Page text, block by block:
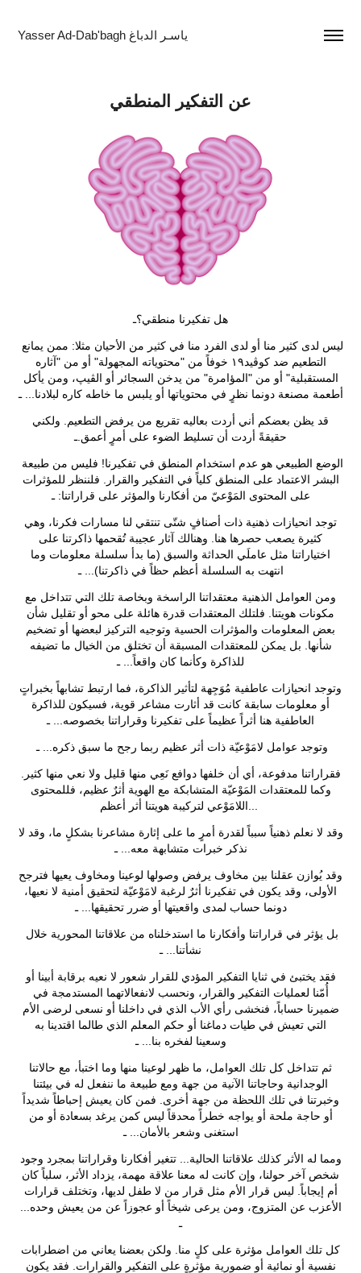
Yasser Ad-Dab'bagh ياسـر الدباغ
عن التفكير المنطقي
هل تفكيرنا منطقي؟ـ
التطعيم ضد كوڤيد١٩ خوفاً من "محتوياته المجهولة" أو من "آثاره
المستقبلية" أو من "المؤامرة" من يدخن السجائر أو الڤيپ، ومن يأكل
أطعمة مصنعة دونما نظرٍ في محتوياتها أو يلبس ما خاطه كاره لبلادنا... ـ
قد يظن بعضكم أني أردت بعاليه تقريع من يرفض التطعيم. ولكني
حقيقةً أردت أن تسليط الضوء على أمرٍ أعمق.ـ
البشر الاعتماد على المنطق كلياً في التفكير والقرار. فلننظر للمؤثرات
على المحتوى المَوْعيّ من أفكارنا والمؤثر على قراراتنا: ـ
توجد انحيازات ذهنية ذات أصنافٍ شتّى تنتقي لنا مسارات فكرنا، وهي
كثيرة يصعب حصرها هنا. وهنالك آثار عجيبة تُقحمها ذاكرتنا على
اختياراتنا مثل عاملَي الحداثة والسبق (ما بدأ سلسلة معلومات وما
انتهت به السلسلة أعظم حظاً في ذاكرتنا)... ـ
ومن العوامل الذهنية معتقداتنا الراسخة وبخاصة تلك التي تتداخل مع
مكونات هويتنا. فلتلك المعتقدات قدرة هائلة على محو أو تقليل شأن
بعض المعلومات والمؤثرات الحسية وتوجيه التركيز لبعضها أو تضخيم
شأنها. بل يمكن للمعتقدات المسبقة أن تختلق من الخيال ما تضيفه
للذاكرة وكأنما كان واقعاً... ـ
وتوجد انحيازات عاطفية مُوَجِهة لتأثير الذاكرة، فما ارتبط تشابهاً بخبراتٍ
أو معلومات سابقة كانت قد أثارت مشاعر قوية، فسيكون للذاكرة
العاطفية هنا أثراً عظيماً على تفكيرنا وقراراتنا بخصوصه... ـ
وتوجد عوامل لامَوْعيّة ذات أثر عظيم ربما رجح ما سبق ذكره... ـ
فقراراتنا مدفوعة، أي أن خلفها دوافع نَعِي منها قليل ولا نعي منها كثير.
وكما للمعتقدات المَوْعيّة المتشابكة مع الهوية أثرٌ عظيم، فللمحتوى
وقد لا نعلم ذهنياً سبباً لقدرة أمرٍ ما على إثارة مشاعرنا بشكلٍ ما، وقد لا
نذكر خبرات متشابهة معه... ـ
وقد يُوازن عقلنا بين مخاوف يرفض وصولها لوعينا ومخاوف يعيها فترجح
الأولى، وقد يكون في تفكيرنا أثرٌ لرغبة لامَوْعيّة لتحقيق أمنية لا نعيها،
دونما حساب لمدى واقعيتها أو ضرر تحقيقها... ـ
نشأتنا... ـ
فقد يختبئ في ثنايا التفكير المؤدي للقرار شعور لا نعيه برقابة أبينا أو
أُمّنا لعمليات التفكير والقرار، ونحسب لانفعالاتهما المستدمجة في
ضميرنا حساباً، فنخشى رأي الأب الذي في داخلنا أو نسعى لرضى الأم
التي تعيش في طيات دماغنا أو حكم المعلم الذي طالما اقتدينا به
وسعينا لفخره بنا... ـ
ثم تتداخل كل تلك العوامل، ما ظهر لوعينا منها وما اختبأ، مع حالاتنا
الوجدانية وحاجاتنا الآنية من جهة ومع طبيعة ما ننفعل له في بيئتنا
وخبرتنا في تلك اللحظة من جهة أخرى. فمن كان يعيش إحباطاً شديداً
أو حاجة ملحة أو يواجه خطراً محدقاً ليس كمن يرغد بسعادة أو من
استغنى وشعر بالأمان... ـ
ومما له الأثر كذلك علاقاتنا الحالية... تتغير أفكارنا وقراراتنا بمجرد وجود
شخص آخر حولنا، وإن كانت له معنا علاقة مهمة، يزداد الأثر، سلباً كان
أم إيجاباً. ليس قرار الأم مثل قرار من لا طفل لديها، وتختلف قرارات
الأعزب عن المتزوج، ومن يرعى شيخاً أو عجوزاً عن من يعيش وحده...
ـ
كل تلك العوامل مؤثرة على كلٍ منا. ولكن بعضنا يعاني من اضطرابات
نفسية أو نمائية أو ضمورية مؤثرةٍ على التفكير والقرارات. فقد يكون